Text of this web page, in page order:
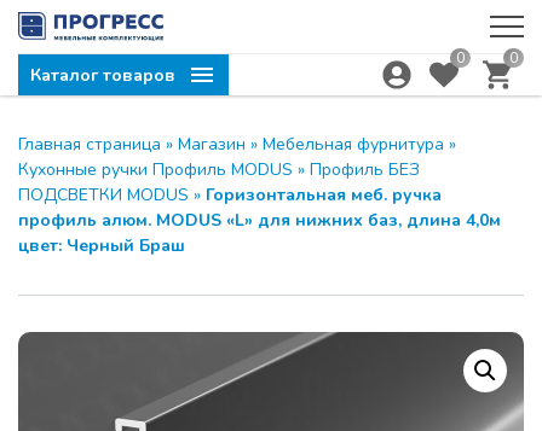
Каталог товаров
0 0
Главная страница » Магазин » Мебельная фурнитура »
Кухонные ручки Профиль MODUS » Профиль БЕЗ
ПОДСВЕТКИ MODUS » Горизонтальная меб. ручка
профиль алюм. MODUS «L» для нижних баз, длина 4,0м
цвет: Черный Браш